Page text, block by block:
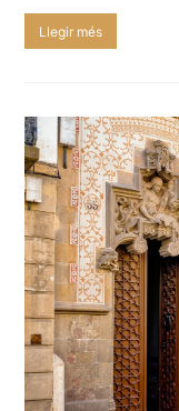
Llegir més